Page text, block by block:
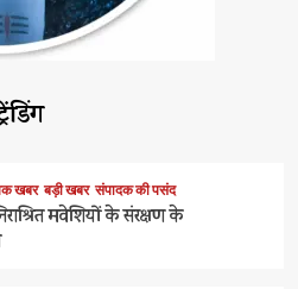
खबर बड़ी खबर संपादक की पसंद
मवेशियों के संरक्षण के